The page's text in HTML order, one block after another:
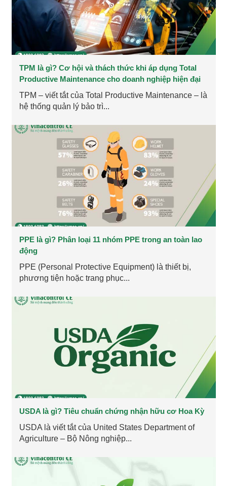
TPM là gì? Cơ hội và thách thức khi áp dụng Total
Productive Maintenance cho doanh nghiệp hiện đại
TPM – viết tắt của Total Productive Maintenance – là
hệ thống quản lý bảo trì...
PPE là gì? Phân loại 11 nhóm PPE trong an toàn lao
động
PPE (Personal Protective Equipment) là thiết bị,
phương tiện hoặc trang phục...
USDA là gì? Tiêu chuẩn chứng nhận hữu cơ Hoa Kỳ
USDA là viết tắt của United States Department of
Agriculture – Bộ Nông nghiệp...